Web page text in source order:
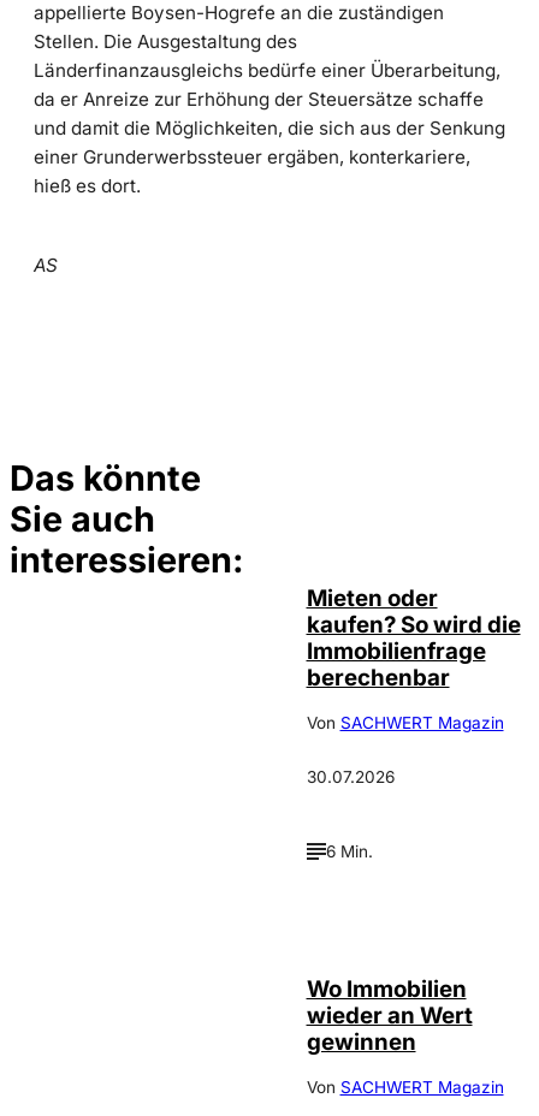
appellierte Boysen-Hogrefe an die zuständigen
Stellen. Die Ausgestaltung des
Länderfinanzausgleichs bedürfe einer Überarbeitung,
da er Anreize zur Erhöhung der Steuersätze schaffe
und damit die Möglichkeiten, die sich aus der Senkung
einer Grunderwerbssteuer ergäben, konterkariere,
hieß es dort.
AS
Das könnte
Sie auch
interessieren:
Mieten oder
kaufen? So wird die
Immobilienfrage
berechenbar
Von SACHWERT Magazin
30.07.2026
6 Min.
Wo Immobilien
wieder an Wert
gewinnen
Von SACHWERT Magazin